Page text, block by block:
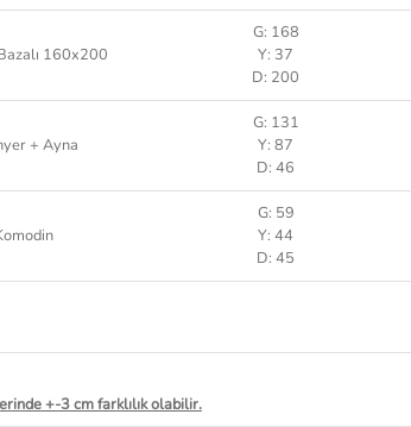
160x200
G: 168
Y: 37
D: 200
+ Ayna
G: 131
Y: 87
D: 46
G: 59
Y: 44
D: 45
+-3 cm farklılık olabilir.